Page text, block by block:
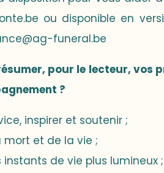
ou disponible en
funeral.be
pour le lecteur,
?
inspirer et soutenir ;
mort et de la vie ;
instants de vie plus lumineux ;